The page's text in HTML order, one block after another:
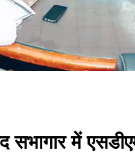
सभागार में